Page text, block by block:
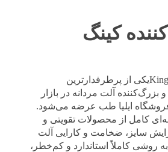
کینگ
یکی از پرطرفدارترین
آلت مردانه در بازار
ایلیا طب عرضه می‌شود.
کامل از محصولات تقویتی و
سایز، ضخامت و کارایی آلت
روشی کاملاً استاندارد و کم‌خطر،